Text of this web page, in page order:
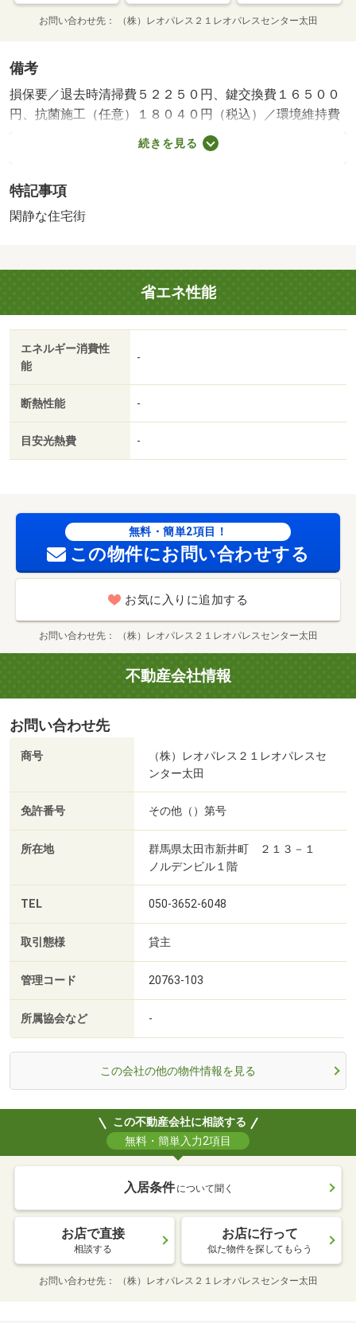
お問い合わせ先 （株）レオパレス２１レオパレスセンター太田
備考
損保要／退去時清掃費５２２５０円、鍵交換費１６５００
円、抗菌施工（任意）１８０４０円（税込）／環境維持費
５５０円／月、更新手数料１６５００円／２年（税込）／
保証会社利用必：保証料：５４５９０円（契約内容により
／仲介手数料不要／内装カスタマイズ／バストイレ別／エ
アコン／フローリング／室内洗濯置／シューズボックス／
坦／内階段／家電付／家具付／ヤオコー佐野浅沼店（スー
パー）まで６０７ｍ／セブンイレブン佐野工業団地店（コ
ンビニ）まで２６５ｍ／スギドラッグ佐野店（ドラッグス
トア）まで２３７ｍ／カインズホーム佐野店（ホームセン
ター）まで７００ｍ／佐野医師会病院（病院）まで１０８
８ｍ／佐野植上郵便局（郵便局）まで６０４ｍ/賃貸戸
続きを見る
特記事項
閑静な住宅街
省エネ性能
エネルギー消費性
能
-
断熱性能 -
目安光熱費 -
無料・簡単2項目！
この物件にお問い合わせする
お気に入りに追加する
お問い合わせ先 （株）レオパレス２１レオパレスセンター太田
不動産会社情報
お問い合わせ先
商号
（株）レオパレス２１レオパレスセ
ンター太田
免許番号 その他（）第号
所在地
群馬県太田市新井町 ２１３－１
ノルデンビル１階
TEL 050-3652-6048
取引態様 貸主
管理コード 20763-103
所属協会など -
この会社の他の物件情報を見る
この不動産会社に相談する
無料・簡単入力2項目
入居条件 について聞く
お店で直接
相談する
お店に行って
似た物件を探してもらう
お問い合わせ先 （株）レオパレス２１レオパレスセンター太田